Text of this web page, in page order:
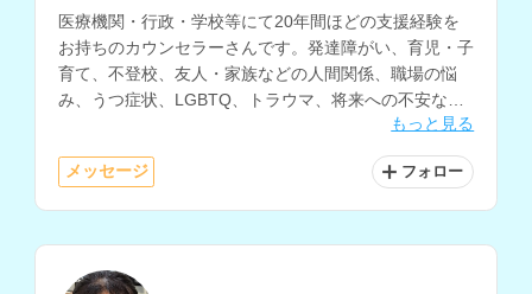
医療機関・行政・学校等にて20年間ほどの支援経験を
お持ちのカウンセラーさんです。発達障がい、育児・子
育て、不登校、友人・家族などの人間関係、職場の悩
み、うつ症状、LGBTQ、トラウマ、将来への不安など
もっと見る
メッセージ フォロー